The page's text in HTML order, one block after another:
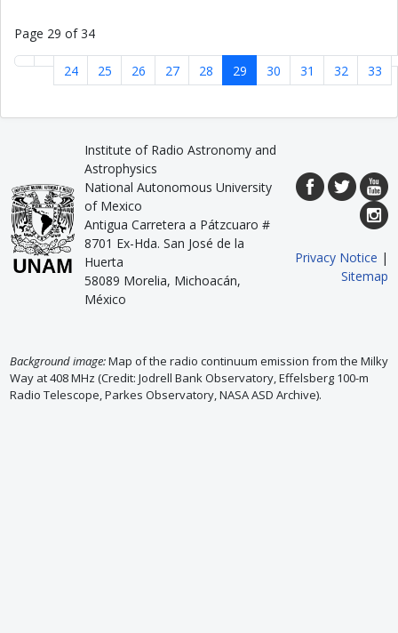
Page 29 of 34
24 25 26 27 28 29 30 31 32 33
Institute of Radio Astronomy and
Astrophysics
National Autonomous University
of Mexico
Antigua Carretera a Pátzcuaro #
8701 Ex-Hda. San José de la
Huerta
58089 Morelia, Michoacán,
México
Privacy Notice |
Sitemap
Background image:Map of the radio continuum emission from the Milky
Way at 408 MHz (Credit: Jodrell Bank Observatory, Effelsberg 100-m
Radio Telescope, Parkes Observatory, NASA ASD Archive).